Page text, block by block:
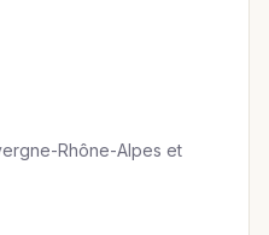
Rhône-Alpes et